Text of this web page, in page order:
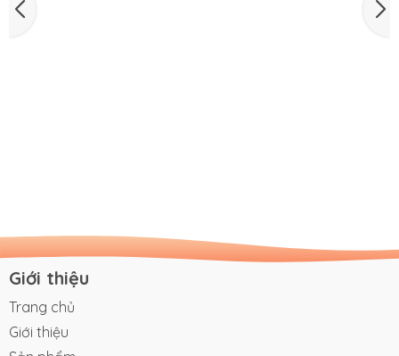
dấu hiệu cảnh báo nguy hiểm, hướng dẫn chi tiết về chăm sóc sức
khỏe, chế độ dinh dưỡng cho bà bầu và khi nào cần đến ngay cơ sở
y tế để có một thai kỳ khỏe mạnh và an toàn.
Giới thiệu